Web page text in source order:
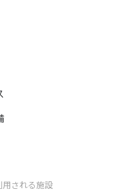
される施設